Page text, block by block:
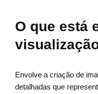
O que está
Envolve a criação de
detalhadas que